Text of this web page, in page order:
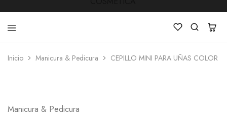
,Peluquería
Inicio Manicura & Pedicura CEPILLO MINI PARA UÑAS COLOR
Manicura & Pedicura